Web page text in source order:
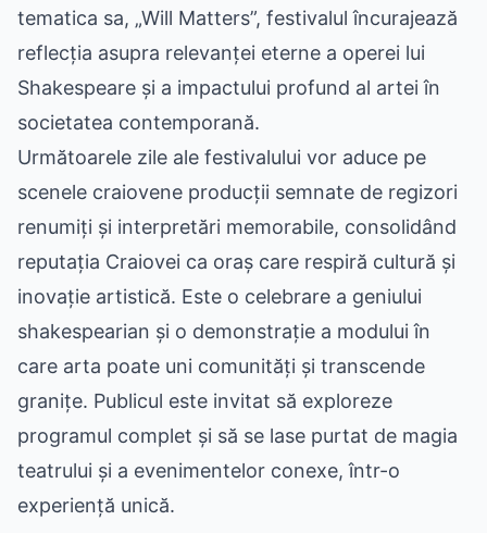
tematica sa, „Will Matters”, festivalul încurajează
reflecția asupra relevanței eterne a operei lui
Shakespeare și a impactului profund al artei în
societatea contemporană.
Următoarele zile ale festivalului vor aduce pe
scenele craiovene producții semnate de regizori
renumiți și interpretări memorabile, consolidând
reputația Craiovei ca oraș care respiră cultură și
inovație artistică. Este o celebrare a geniului
shakespearian și o demonstrație a modului în
care arta poate uni comunități și transcende
granițe. Publicul este invitat să exploreze
programul complet și să se lase purtat de magia
teatrului și a evenimentelor conexe, într-o
experiență unică.